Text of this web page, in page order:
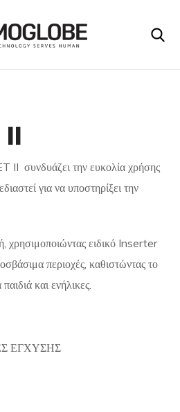
II
II συνδυάζει την ευκολία χρήσης
για να υποστηρίξει την
χρησιμοποιώντας ειδικό Inserter
περιοχές, καθιστώντας το
και ενήλικες.
ΕΓΧΥΣΗΣ